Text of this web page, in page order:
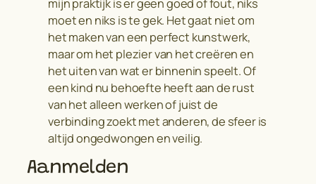
moet en niks is te gek. Het gaat niet om
het maken van een perfect kunstwerk,
maar om het plezier van het creëren en
het uiten van wat er binnenin speelt. Of
een kind nu behoefte heeft aan de rust
van het alleen werken of juist de
verbinding zoekt met anderen, de sfeer is
altijd ongedwongen en veilig.
Aanmelden